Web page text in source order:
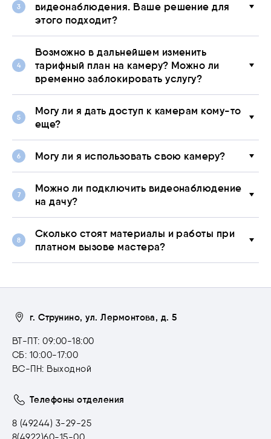
видеонаблюдения. Ваше решение для
этого подходит?
Возможно в дальнейшем изменить
тарифный план на камеру? Можно ли
временно заблокировать услугу?
Могу ли я дать доступ к камерам кому-то
еще?
Могу ли я использовать свою камеру?
Можно ли подключить видеонаблюдение
на дачу?
Сколько стоят материалы и работы при
платном вызове мастера?
г. Струнино, ул. Лермонтова, д. 5
ВТ-ПТ: 09:00-18:00
СБ: 10:00-17:00
ВС-ПН: Выходной
Телефоны отделения
8 (49244) 3-29-25